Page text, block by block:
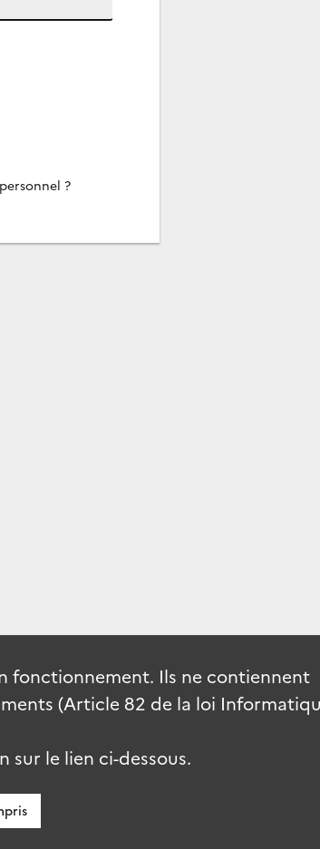
?
fonctionnement. Ils ne contiennent
(Article 82 de la loi
sur le lien ci-dessous.